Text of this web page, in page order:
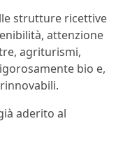
strutture ricettive
attenzione
agriturismi,
bio e,
aderito al